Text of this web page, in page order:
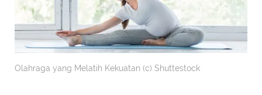
Olahraga yang Melatih Kekuatan (c) Shuttestock